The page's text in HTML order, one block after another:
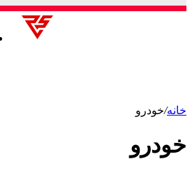
خانه/خودرو
خودرو